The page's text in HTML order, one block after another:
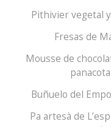
Pithivier vegetal
Fresas de
Mousse de
Buñuelo del
Pa artesà de